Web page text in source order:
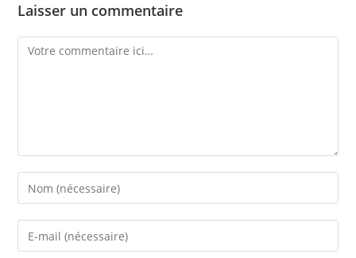
Laisser un commentaire
Comment
Enter
your
name
Enter
your